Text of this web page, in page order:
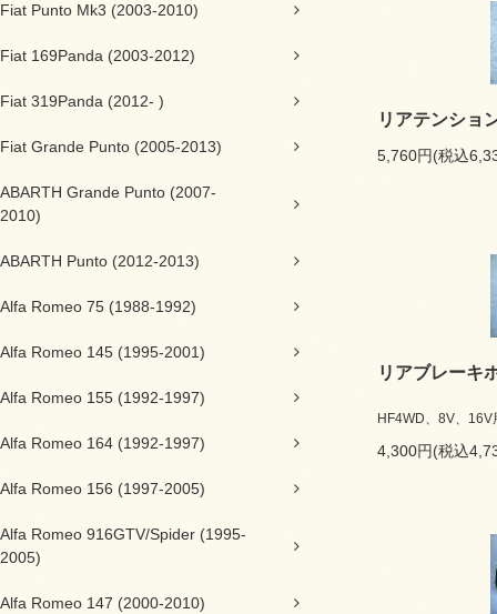
Fiat Punto Mk3 (2003-2010)
Fiat 169Panda (2003-2012)
Fiat 319Panda (2012- )
Fiat Grande Punto (2005-2013)
ABARTH Grande Punto (2007-
2010)
ABARTH Punto (2012-2013)
Alfa Romeo 75 (1988-1992)
Alfa Romeo 145 (1995-2001)
Alfa Romeo 155 (1992-1997)
Alfa Romeo 164 (1992-1997)
Alfa Romeo 156 (1997-2005)
Alfa Romeo 916GTV/Spider (1995-
2005)
Alfa Romeo 147 (2000-2010)
リアテンショ
5,760円(税込
リアブレーキ
HF4WD、8V、16V
4,300円(税込